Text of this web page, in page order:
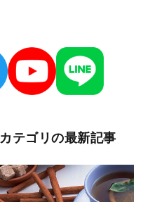
カテゴリの最新記事